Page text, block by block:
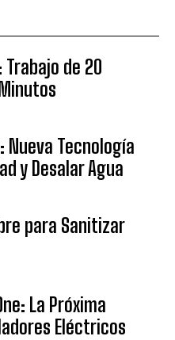
de 20
Nueva Tecnología
y Desalar Agua
para Sanitizar
La Próxima
Eléctricos